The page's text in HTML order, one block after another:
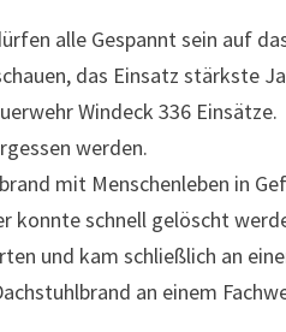
alle Gespannt sein auf
das Einsatz stärkste
Windeck 336 Einsätze.
werden.
mit Menschenleben in
konnte schnell gelöscht
und kam schließlich an
an einem